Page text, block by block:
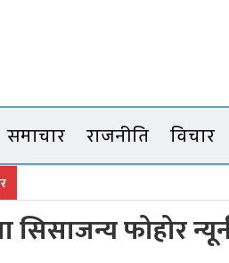
समाचार राजनीति विचार
सिसाजन्य फोहोर